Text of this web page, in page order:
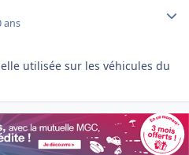
ans
utilisée sur les véhicules du